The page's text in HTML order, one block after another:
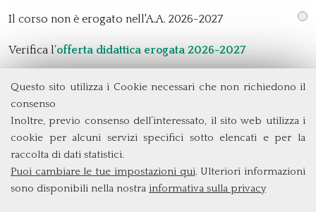
Questo sito utilizza i Cookie necessari che non richiedono il
consenso
Inoltre, previo consenso dell’interessato, il sito web utilizza i
cookie per alcuni servizi specifici sotto elencati e per la
raccolta di dati statistici.
Puoi cambiare le tue impostazioni qui. Ulteriori informazioni
sono disponibili nella nostra informativa sulla privacy
Il corso non è erogato nell'A.A. 2026-2027
Verifica l’offerta didattica erogata 2026-2027
Università degli Studi di Roma Tor Vergata
Via Columbia, 2
00133 Roma (Italia)
Tel. +39 06 7259 3299/5837
biennio@clem.uniroma2.it